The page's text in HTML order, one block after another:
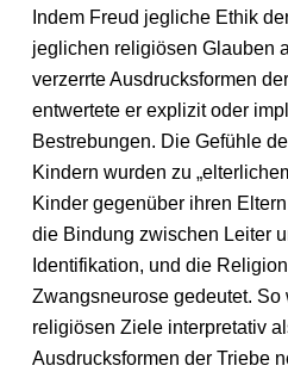
Indem Freud jegliche Ethik
jeglichen religiösen Glauben
verzerrte Ausdrucksformen
entwertete er explizit oder
Bestrebungen. Die Gefühle
Kindern wurden zu
Kinder gegenüber ihren
die Bindung zwischen Leiter
Identifikation, und die
Zwangsneurose gedeutet.
religiösen Ziele interpretativ
Ausdrucksformen der Triebe